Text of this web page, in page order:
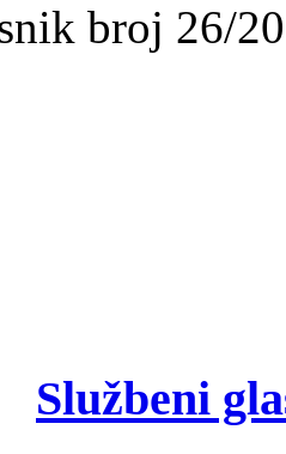
broj 26/
Službeni